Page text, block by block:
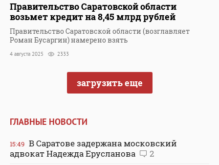
Правительство Саратовской области
возьмет кредит на 8,45 млрд рублей
Правительство Саратовской области (возглавляет
Роман Бусаргин) намерено взять
4 августа 2025 2333
загрузить еще
ГЛАВНЫЕ НОВОСТИ
15:49 В Саратове задержана московский
адвокат Надежда Ерусланова
2